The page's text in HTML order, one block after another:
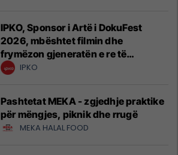
IPKO, Sponsor i Artë i DokuFest
2026, mbështet filmin dhe
frymëzon gjeneratën e re të
krijuesve
IPKO
Pashtetat MEKA - zgjedhje praktike
për mëngjes, piknik dhe rrugë
MEKA HALAL FOOD